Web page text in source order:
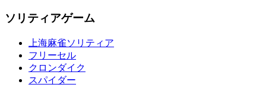
ソリティアゲーム
上海麻雀ソリティア
フリーセル
クロンダイク
スパイダー